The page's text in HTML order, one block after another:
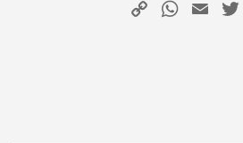
Facebook
Twitter
Email
WhatsApp